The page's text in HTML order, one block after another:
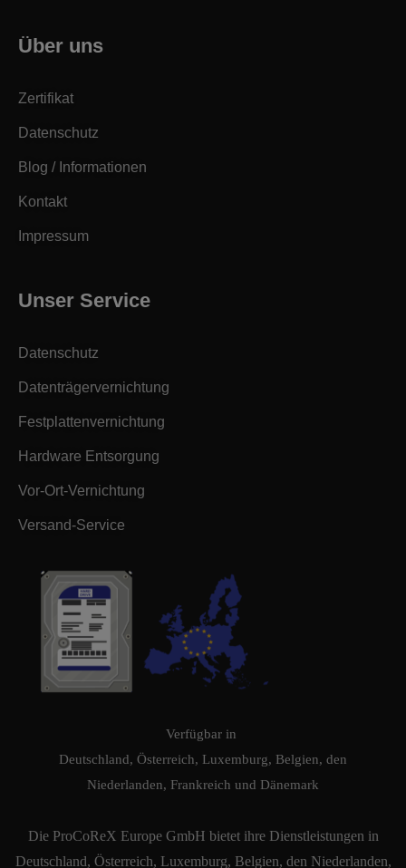
Über uns
Zertifikat
Datenschutz
Blog / Informationen
Kontakt
Impressum
Unser Service
Datenschutz
Datenträgervernichtung
Festplattenvernichtung
Hardware Entsorgung
Vor-Ort-Vernichtung
Versand-Service
Verfügbar in
Deutschland, Österreich, Luxemburg, Belgien, den
Niederlanden, Frankreich und Dänemark
Die ProCoReX Europe GmbH bietet ihre Dienstleistungen in
Deutschland, Österreich, Luxemburg, Belgien, den Niederlanden,